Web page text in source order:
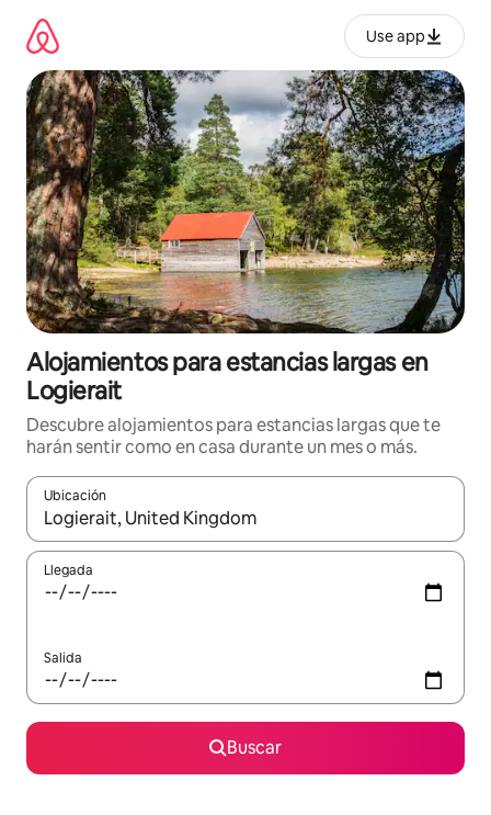
contenido
Use app
Alojamientos para estancias largas en
Logierait
Descubre alojamientos para estancias largas que te
harán sentir como en casa durante un mes o más.
Ubicación
Cuando los resultados estén disponibles, podrás navegar
Llegada
Salida
Buscar